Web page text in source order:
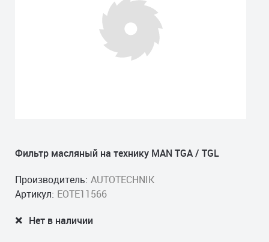
Фильтр масляный на технику MAN TGA / TGL
Производитель: AUTOTECHNIK
Артикул: EOTE11566
Нет в наличии